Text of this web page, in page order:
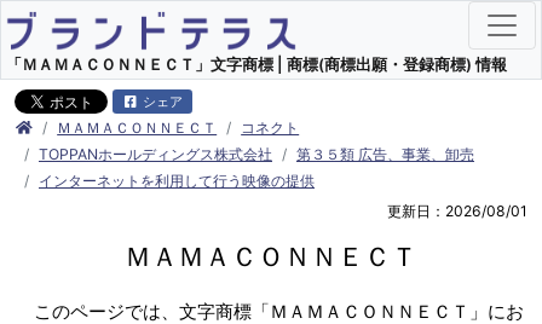
「ＭＡＭＡＣＯＮＮＥＣＴ」文字商標 | 商標(商標出願・登録商標) 情報
シェア
ＭＡＭＡＣＯＮＮＥＣＴ
コネクト
TOPPANホールディングス株式会社
第３５類 広告、事業、卸売
インターネットを利用して行う映像の提供
更新日：2026/08/01
ＭＡＭＡＣＯＮＮＥＣＴ
このページでは、文字商標「ＭＡＭＡＣＯＮＮＥＣＴ」にお